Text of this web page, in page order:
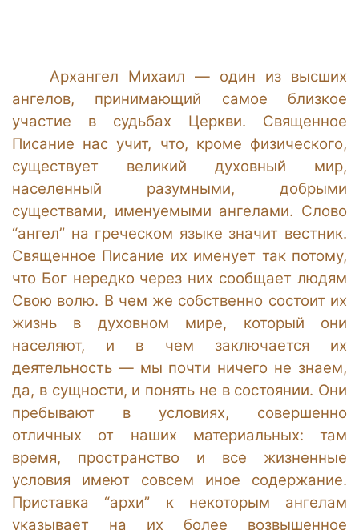
Архангел Михаил — один из высших
ангелов, принимающий самое близкое
участие в судьбах Церкви. Священное
Писание нас учит, что, кроме физического,
существует великий духовный мир,
населенный разумными, добрыми
существами, именуемыми ангелами. Слово
“ангел” на греческом языке значит вестник.
Священное Писание их именует так потому,
что Бог нередко через них сообщает людям
Свою волю. В чем же собственно состоит их
жизнь в духовном мире, который они
населяют, и в чем заключается их
деятельность — мы почти ничего не знаем,
да, в сущности, и понять не в состоянии. Они
пребывают в условиях, совершенно
отличных от наших материальных: там
время, пространство и все жизненные
условия имеют совсем иное содержание.
Приставка “архи” к некоторым ангелам
указывает на их более возвышенное